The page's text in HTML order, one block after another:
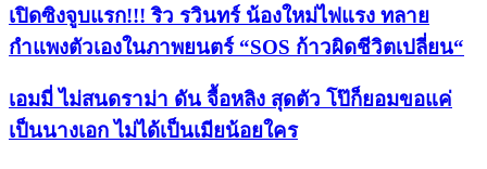
เปิดซิงจูบแรก!!! ริว รวินทร์ น้องใหม่ไฟแรง ทลาย
กำแพงตัวเองในภาพยนตร์ “SOS ก้าวผิดชีวิตเปลี่ยน“
เอมมี่ ไม่สนดราม่า ดัน จื้อหลิง สุดตัว โป๊ก็ยอมขอแค่
เป็นนางเอก ไม่ได้เป็นเมียน้อยใคร